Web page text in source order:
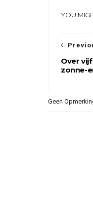
YOU
Over
zonne-
Geen